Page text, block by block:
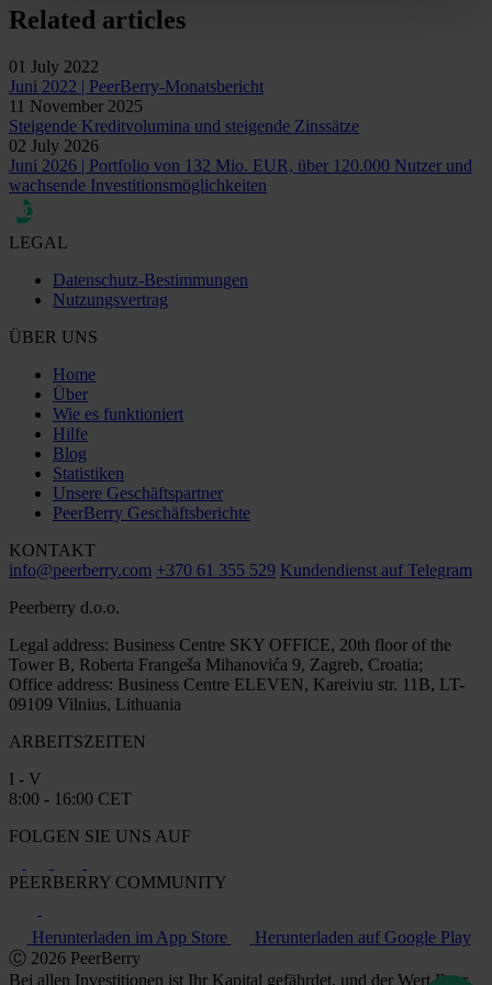
Related articles
01 July 2022
Juni 2022 | PeerBerry-Monatsbericht
11 November 2025
Steigende Kreditvolumina und steigende Zinssätze
02 July 2026
Juni 2026 | Portfolio von 132 Mio. EUR, über 120.000 Nutzer und
wachsende Investitionsmöglichkeiten
LEGAL
Datenschutz-Bestimmungen
Nutzungsvertrag
ÜBER UNS
Home
Über
Wie es funktioniert
Hilfe
Blog
Statistiken
Unsere Geschäftspartner
PeerBerry Geschäftsberichte
KONTAKT
info@peerberry.com +370 61 355 529 Kundendienst auf Telegram
Peerberry d.o.o.
Legal address: Business Centre SKY OFFICE, 20th floor of the
Tower B, Roberta Frangeša Mihanovića 9, Zagreb, Croatia;
Office address: Business Centre ELEVEN, Kareiviu str. 11B, LT-
09109 Vilnius, Lithuania
ARBEITSZEITEN
I - V
8:00 - 16:00 CET
FOLGEN SIE UNS AUF
PEERBERRY COMMUNITY
Herunterladen im App Store
Herunterladen auf Google Play
Ⓒ 2026 PeerBerry
Bei allen Investitionen ist Ihr Kapital gefährdet, und der Wert Ihrer